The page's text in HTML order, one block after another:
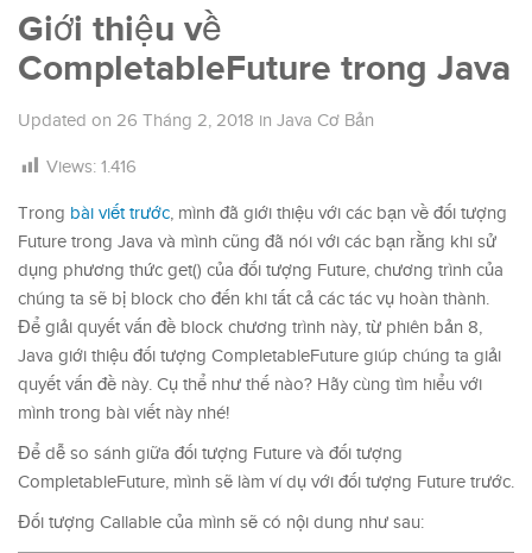
Giới thiệu về
CompletableFuture trong Java
Updated on 26 Tháng 2, 2018 in Java Cơ Bản
Views: 1.416
Trong bài viết trước, mình đã giới thiệu với các bạn về đối tượng
Future trong Java và mình cũng đã nói với các bạn rằng khi sử
dụng phương thức get() của đối tượng Future, chương trình của
chúng ta sẽ bị block cho đến khi tất cả các tác vụ hoàn thành.
Để giải quyết vấn đề block chương trình này, từ phiên bản 8,
Java giới thiệu đối tượng CompletableFuture giúp chúng ta giải
quyết vấn đề này. Cụ thể như thế nào? Hãy cùng tìm hiểu với
mình trong bài viết này nhé!
Để dễ so sánh giữa đối tượng Future và đối tượng
CompletableFuture, mình sẽ làm ví dụ với đối tượng Future trước.
Đối tượng Callable của mình sẽ có nội dung như sau: